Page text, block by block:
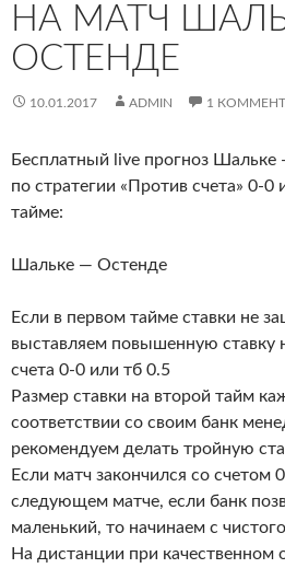
НА МАТЧ
ОСТЕНДЕ
10.01.2017 ADMIN 1
Бесплатный live прогноз
по стратегии «Против счета» 0-0
тайме:
Шальке — Остенде
Если в первом тайме ставки не
выставляем повышенную ставку
счета 0-0 или тб 0.5
Размер ставки на второй тайм
соответствии со своим банк
рекомендуем делать тройную
Если матч закончился со счетом
следующем матче, если банк
маленький, то начинаем с
На дистанции при качественном